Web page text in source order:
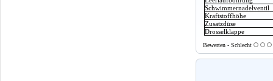
Schwimmernadelventil
Kraftstoffhöhe
Zusatzdüse
Drosselklappe
Bewerten - Schlecht